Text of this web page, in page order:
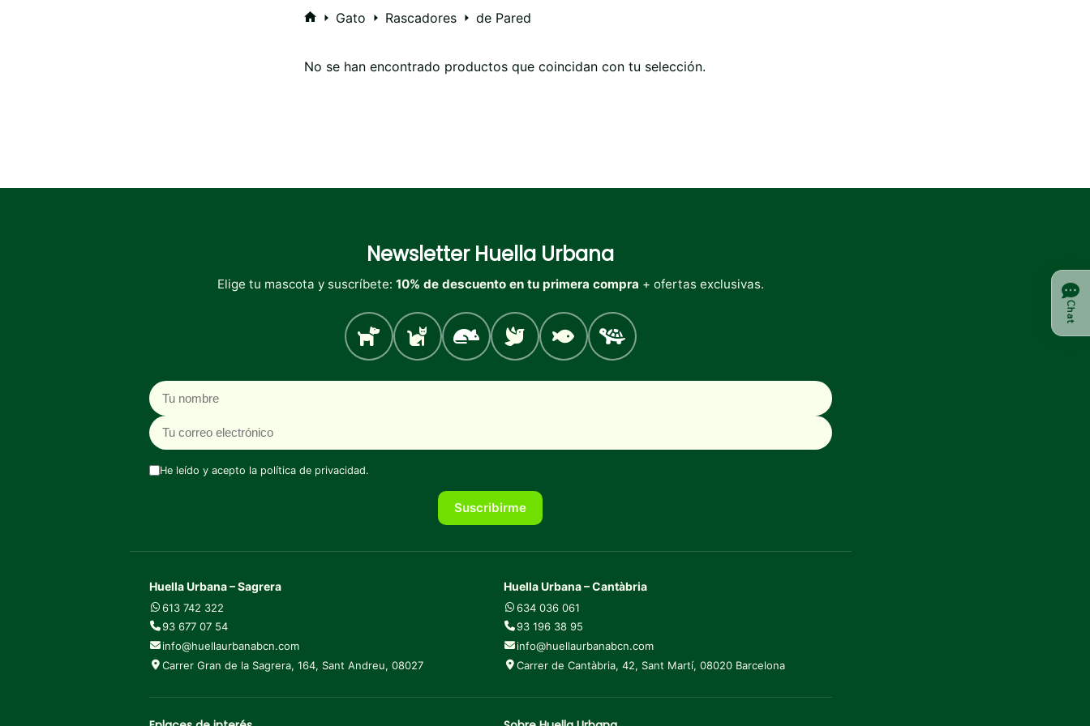
Gato Rascadores de Pared
No se han encontrado productos que coincidan con tu selección.
NewsletterHuella Urbana
Elige tu mascota y suscríbete: 10% de descuento en tu primera compra + ofertas exclusivas.
Perro Gato RoedoresAves Peces Tortugas
Nombre
Correo electrónico
He leído y acepto la política de privacidad.
Suscribirme
Huella Urbana – Sagrera
613 742 322
93 677 07 54
info@huellaurbanabcn.com
Carrer Gran de la Sagrera, 164, Sant Andreu, 08027
Huella Urbana – Cantàbria
634 036 061
93 196 38 95
info@huellaurbanabcn.com
Carrer de Cantàbria, 42, Sant Martí, 08020 Barcelona
Chat